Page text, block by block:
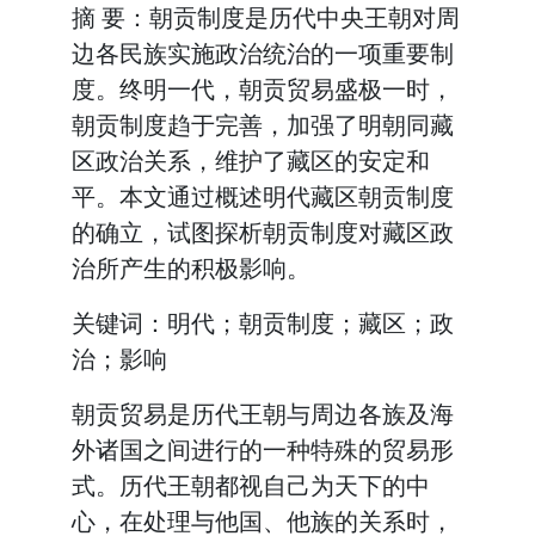
摘 要：朝贡制度是历代中央王朝对周
边各民族实施政治统治的一项重要制
度。终明一代，朝贡贸易盛极一时，
朝贡制度趋于完善，加强了明朝同藏
区政治关系，维护了藏区的安定和
平。本文通过概述明代藏区朝贡制度
的确立，试图探析朝贡制度对藏区政
治所产生的积极影响。
关键词：明代；朝贡制度；藏区；政
治；影响
朝贡贸易是历代王朝与周边各族及海
外诸国之间进行的一种特殊的贸易形
式。历代王朝都视自己为天下的中
心，在处理与他国、他族的关系时，